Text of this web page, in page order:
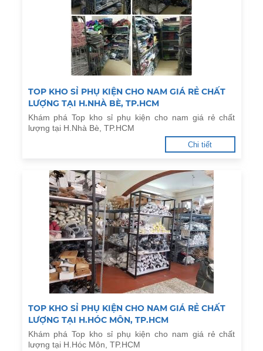
TOP KHO SỈ PHỤ KIỆN CHO NAM GIÁ RẺ CHẤT
LƯỢNG TẠI H.NHÀ BÈ, TP.HCM
Khám phá Top kho sỉ phụ kiện cho nam giá rẻ chất
lượng tại H.Nhà Bè, TP.HCM
Chi tiết
TOP KHO SỈ PHỤ KIỆN CHO NAM GIÁ RẺ CHẤT
LƯỢNG TẠI H.HÓC MÔN, TP.HCM
Khám phá Top kho sỉ phụ kiện cho nam giá rẻ chất
lượng tại H.Hóc Môn, TP.HCM